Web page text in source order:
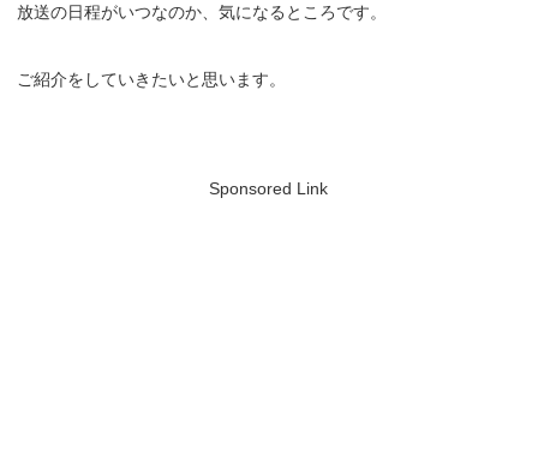
放送の日程がいつなのか、気になるところです。
ご紹介をしていきたいと思います。
Sponsored Link